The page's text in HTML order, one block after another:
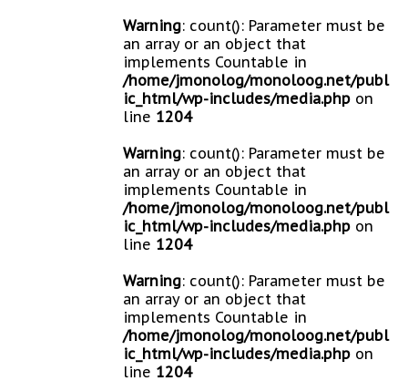
Warning: count(): Parameter must be
an array or an object that
implements Countable in
/home/jmonolog/monoloog.net/publ
ic_html/wp-includes/media.php on
line 1204
Warning: count(): Parameter must be
an array or an object that
implements Countable in
/home/jmonolog/monoloog.net/publ
ic_html/wp-includes/media.php on
line 1204
Warning: count(): Parameter must be
an array or an object that
implements Countable in
/home/jmonolog/monoloog.net/publ
ic_html/wp-includes/media.php on
line 1204